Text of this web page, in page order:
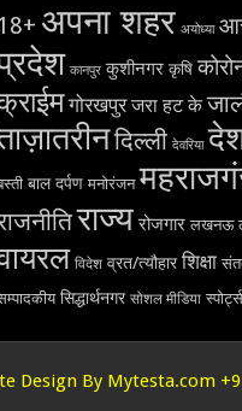
अपना शहर अयोध्या
कानपुर कुशीनगर कृषि
गोरखपुर जरा हट के
दिल्ली देवरिया
बाल दर्पण मनोरंजन
राज्य रोजगार लखनऊ
विदेश व्रत/त्यौहार शिक्षा
सिद्धार्थनगर सोशल मीडिया स्पोर्ट्स
Design By Mytesta.com